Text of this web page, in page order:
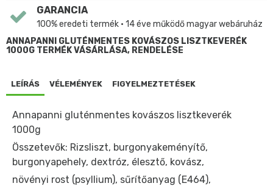
GARANCIA
100% eredeti termék • 14 éve működő magyar webáruház
ANNAPANNI GLUTÉNMENTES KOVÁSZOS LISZTKEVERÉK
1000G TERMÉK VÁSÁRLÁSA, RENDELÉSE
LEÍRÁS VÉLEMÉNYEK FIGYELMEZTETÉSEK
Annapanni gluténmentes kovászos lisztkeverék
1000g
Összetevők: Rizsliszt, burgonyakeményítő,
burgonyapehely, dextróz, élesztő, kovász,
növényi rost (psyllium), sűrítőanyag (E464),